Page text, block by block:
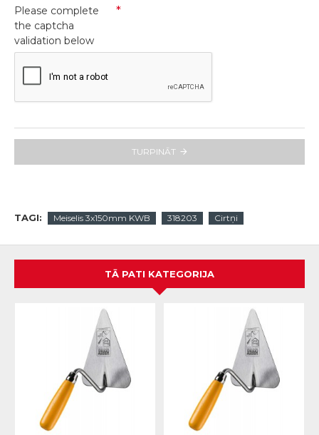
Please complete
the captcha
validation below
TURPINĀT
TAGI: Meiselis 3x150mm KWB 318203 Cirtņi
TĀ PATI KATEGORIJA